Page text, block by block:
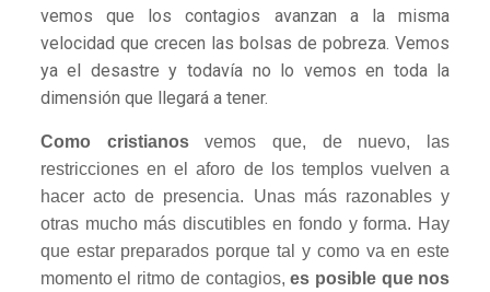
vemos que los contagios avanzan a la misma
velocidad que crecen las bolsas de pobreza. Vemos
ya el desastre y todavía no lo vemos en toda la
dimensión que llegará a tener.
Como cristianosvemos que, de nuevo, las
restricciones en el aforo de los templos vuelven a
hacer acto de presencia. Unas más razonables y
otras mucho más discutibles en fondo y forma. Hay
que estar preparados porque tal y como va en este
momento el ritmo de contagios,es posible que nos